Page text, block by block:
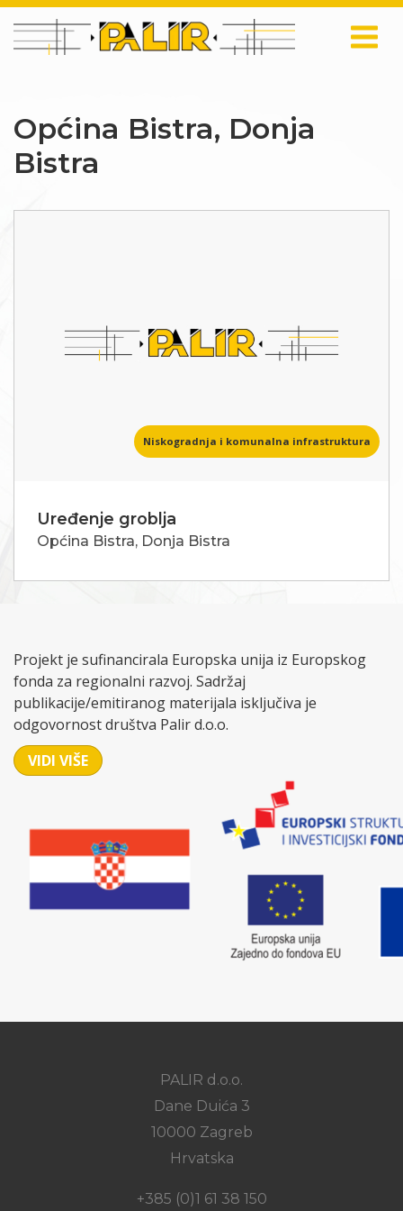
Općina Bistra, Donja
Bistra
Niskogradnja i komunalna infrastruktura
Uređenje groblja
Općina Bistra, Donja Bistra
Projekt je sufinancirala Europska unija iz Europskog
fonda za regionalni razvoj. Sadržaj
publikacije/emitiranog materijala isključiva je
odgovornost društva Palir d.o.o.
VIDI VIŠE
PALIR d.o.o.
Dane Duića 3
10000 Zagreb
Hrvatska
+385 (0)1 61 38 150